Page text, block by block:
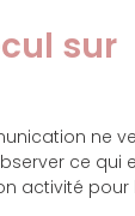
sur
ne
ce qui
activité pour